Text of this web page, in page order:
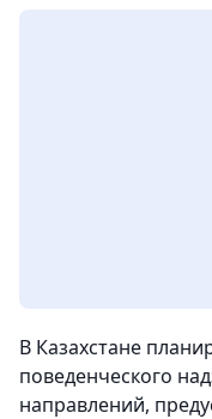
В Казахстане
поведенческого
направлений,